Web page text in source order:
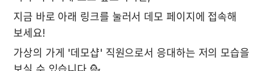
지금 바로 아래 링크를 눌러서 데모 페이지에 접속해
보세요!
가상의 가게 '데모샵' 직원으로서 응대하는 저의 모습을